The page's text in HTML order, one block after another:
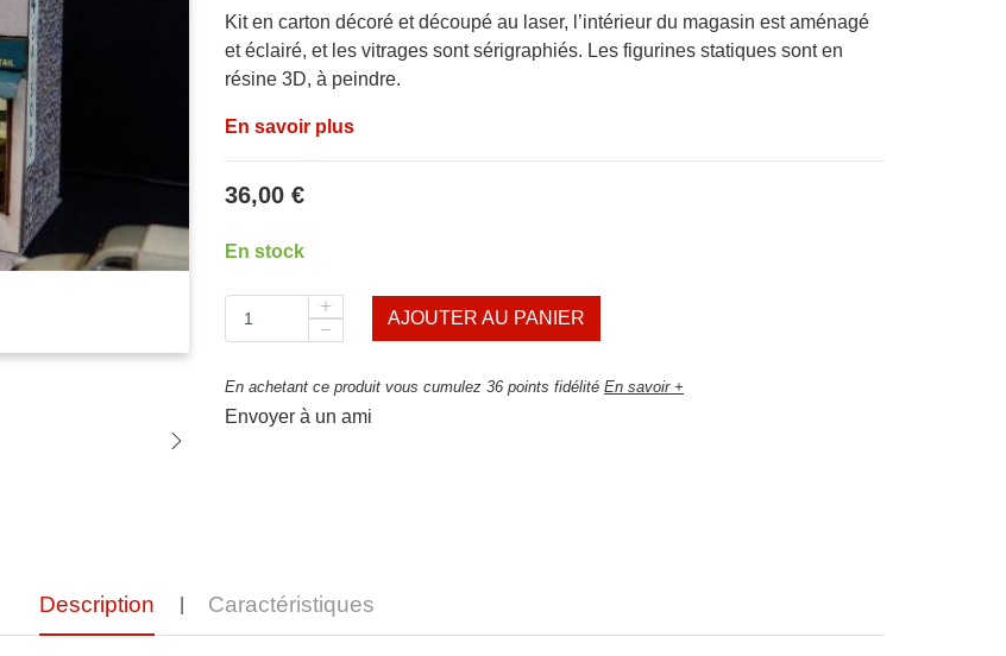
Kit en carton décoré et découpé au laser, l’intérieur du magasin est aménagé
et éclairé, et les vitrages sont sérigraphiés. Les figurines statiques sont en
résine 3D, à peindre.
En savoir plus
36,00 €
En stock
AJOUTER AU PANIER
En achetant ce produit vous cumulez 36 points fidélité En savoir +
Envoyer à un ami
Description Caractéristiques